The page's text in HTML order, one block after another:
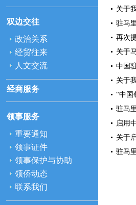
双边交往
政治关系
经贸往来
人文交流
经商服务
领事服务
重要通知
领事证件
领事保护与协助
领侨动态
联系我们
关于
驻马
再次
关于
中国
关于
“中国
驻马
启用
关于
驻马